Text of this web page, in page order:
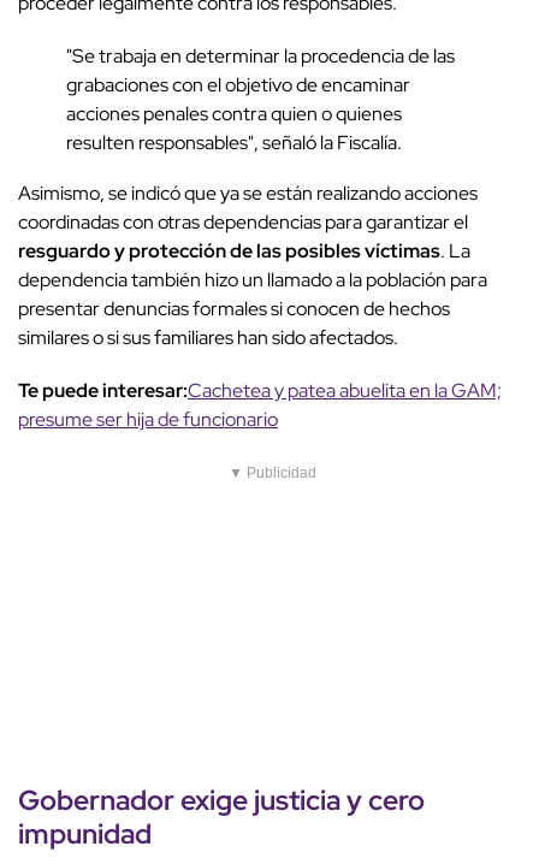
"Se trabaja en determinar la procedencia de las
grabaciones con el objetivo de encaminar
acciones penales contra quien o quienes
resulten responsables", señaló la Fiscalía.
Asimismo, se indicó que ya se están realizando acciones
coordinadas con otras dependencias para garantizar el
resguardo y protección de las posibles víctimas. La
dependencia también hizo un llamado a la población para
presentar denuncias formales si conocen de hechos
similares o si sus familiares han sido afectados.
Te puede interesar:Cachetea y patea abuelita en la GAM;
presume ser hija de funcionario
▼ Publicidad
Gobernador exige justicia y cero
impunidad